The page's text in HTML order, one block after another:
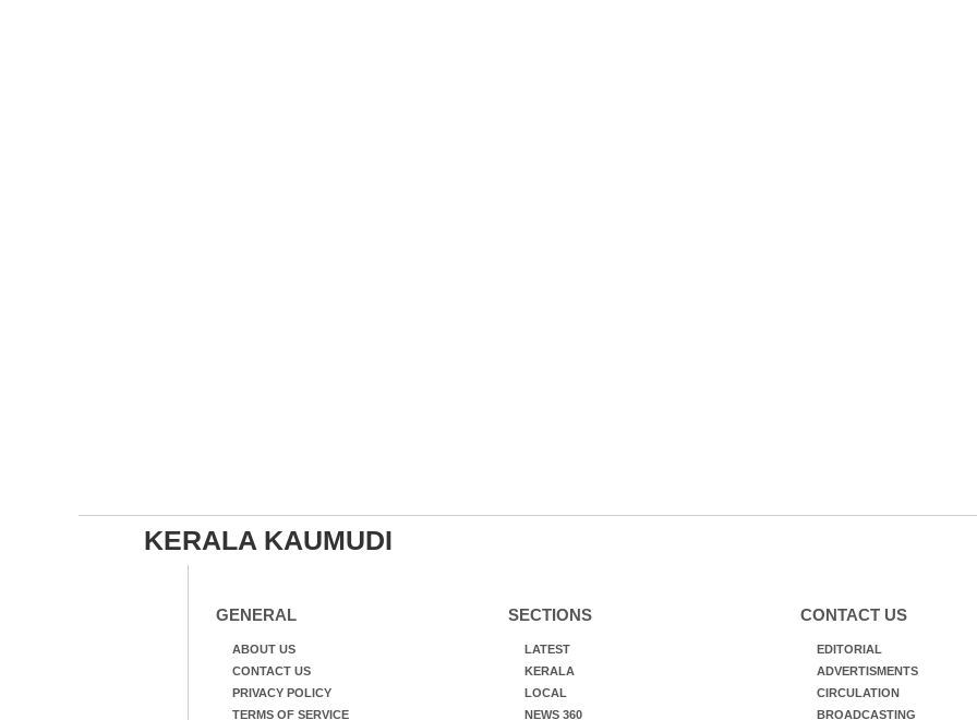
KERALA KAUMUDI
GENERAL
ABOUT US
CONTACT US
PRIVACY POLICY
TERMS OF SERVICE
SECTIONS
LATEST
KERALA
LOCAL
NEWS 360
CONTACT US
EDITORIAL
ADVERTISMENTS
CIRCULATION
BROADCASTING